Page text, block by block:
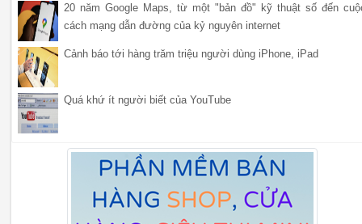
20 năm Google Maps, từ một "bản đồ" kỹ thuật số đến
cách mạng dẫn đường của kỷ nguyên internet
Cảnh báo tới hàng trăm triệu người dùng iPhone, iPad
Quá khứ ít người biết của YouTube